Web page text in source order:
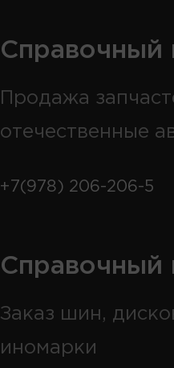
Справочный
Продажа
отечественные
+7(978) 206-206-5
Справочный
Заказ шин,
иномарки